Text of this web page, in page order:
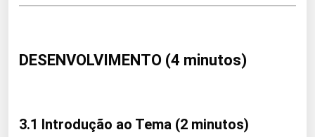
DESENVOLVIMENTO (4 minutos)
3.1 Introdução ao Tema (2 minutos)